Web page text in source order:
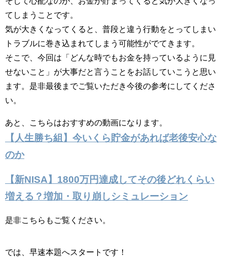
てしまうことです。
気が大きくなってくると、普段と違う行動をとってしまい
トラブルに巻き込まれてしまう可能性がでてきます。
そこで、今回は「どんな時でもお金を持っているように見
せないこと」が大事だと言うことをお話していこうと思い
ます。是非最後までご覧いただき今後の参考にしてくださ
い。
あと、こちらはおすすめの動画になります。
【人生勝ち組】今いくら貯金があれば老後安心な
のか
【新NISA】1800万円達成してその後どれくらい
増える？増加・取り崩しシミュレーション
是非こちらもご覧ください。
では、早速本題へスタートです！